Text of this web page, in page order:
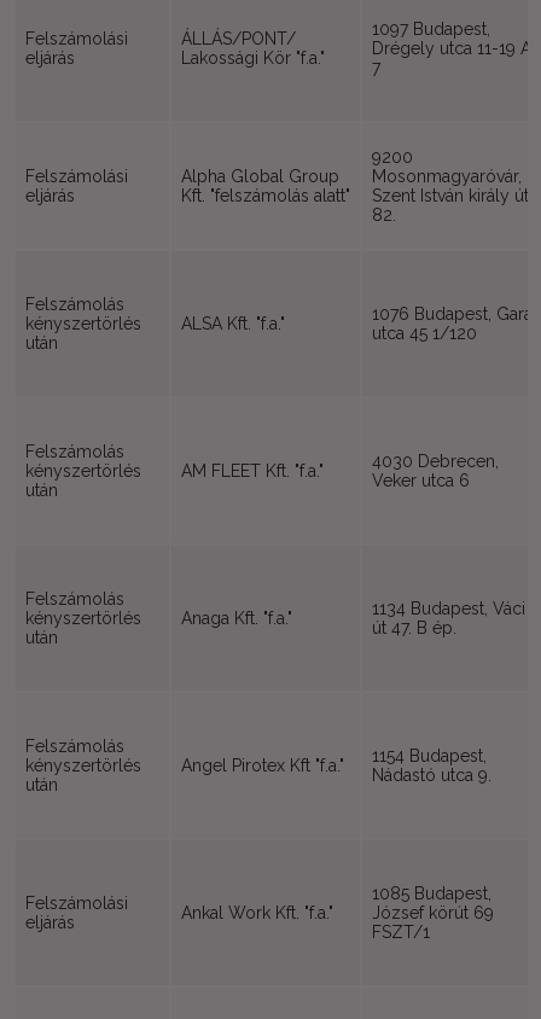
Felszámolási
eljárás
ÁLLÁS/PONT/
Lakossági Kör "f.a."
1097 Budapest,
Drégely utca 11-19 AII
7
Felszámolási
eljárás
Alpha Global Group
Kft. "felszámolás alatt"
9200
Mosonmagyaróvár,
Szent István király út
82.
Felszámolás
kényszertörlés
után
ALSA Kft. "f.a."
1076 Budapest,
utca 45 1/120
Felszámolás
kényszertörlés
után
AM FLEET Kft. "f.a."
4030 Debrecen,
Veker utca 6
Felszámolás
kényszertörlés
után
Anaga Kft. "f.a."
1134 Budapest, Váci
út 47. B ép.
Felszámolás
kényszertörlés
után
Angel Pirotex Kft "f.a."
1154 Budapest,
Nádastó utca 9.
Felszámolási
eljárás
Ankal Work Kft. "f.a."
1085 Budapest,
József körút 69
FSZT/1